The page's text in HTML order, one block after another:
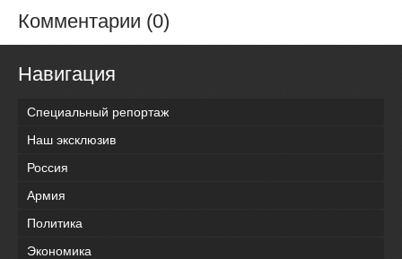
Комментарии (0)
Навигация
Специальный репортаж
Наш эксклюзив
Россия
Армия
Политика
Экономика